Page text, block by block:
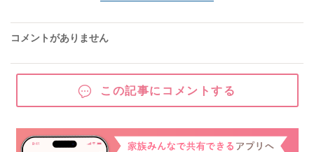
コメントがありません
この記事にコメントする